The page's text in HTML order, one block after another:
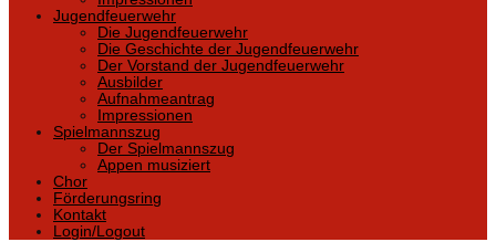
Jugendfeuerwehr
Die Jugendfeuerwehr
Die Geschichte der Jugendfeuerwehr
Der Vorstand der Jugendfeuerwehr
Ausbilder
Aufnahmeantrag
Impressionen
Spielmannszug
Der Spielmannszug
Appen musiziert
Chor
Förderungsring
Kontakt
Login/Logout